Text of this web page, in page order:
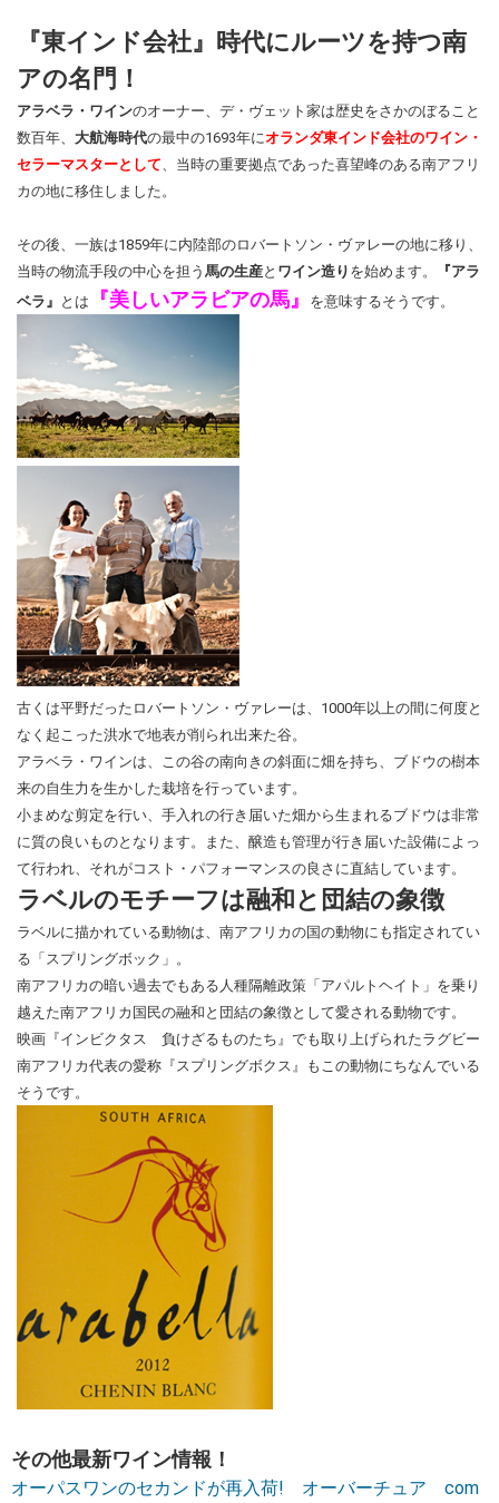
『東インド会社』時代にルーツを持つ南
アの名門！
アラベラ・ワインのオーナー、デ・ヴェット家は歴史をさかのぼること
数百年、 大航海時代の最中の1693年にオランダ東インド会社のワイン・
セラーマスターとして、当時の重要拠点であった喜望峰のある南アフリ
カの地に移住しました。
その後、一族は1859年に内陸部のロバートソン・ヴァレーの地に移り、
当時の物流手段の中心を担う 馬の生産と ワイン造り を始めます。
『アラ
ベラ』 とは 『美しいアラビアの馬』 を意味するそうです。
古くは平野だったロバートソン・ヴァレーは、1000年以上の間に何度と
なく起こった洪水で地表が削られ出来た谷。
アラベラ・ワインは、この谷の南向きの斜面に畑を持ち、ブドウの樹本
来の自生力を生かした栽培を行っています。
小まめな剪定を行い、手入れの行き届いた畑から生まれるブドウは非常
に質の良いものとなります。また、醸造も管理が行き届いた設備によっ
て行われ、それがコスト・パフォーマンスの良さに直結しています。
ラベルのモチーフは融和と団結の象徴
ラベルに描かれている動物は、南アフリカの国の動物にも指定されてい
る「スプリングボック」。
南アフリカの暗い過去でもある人種隔離政策「アパルトヘイト」を乗り
越えた南アフリカ国民の融和と団結の象徴として愛される動物です。
映画『インビクタス 負けざるものたち』でも取り上げられたラグビー
南アフリカ代表の愛称『スプリングボクス』もこの動物にちなんでいる
そうです。
その他最新ワイン情報！
オーパスワンのセカンドが再入荷! オーバーチュア com